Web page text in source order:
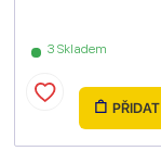
3 Skladem